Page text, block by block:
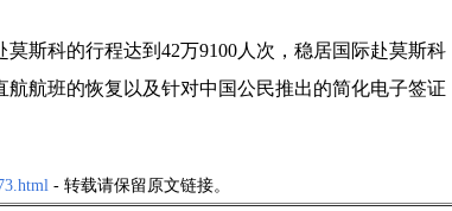
斯科的行程达到42万9100人次，稳居国际赴莫斯科
航班的恢复以及针对中国公民推出的简化电子签证
- 转载请保留原文链接。